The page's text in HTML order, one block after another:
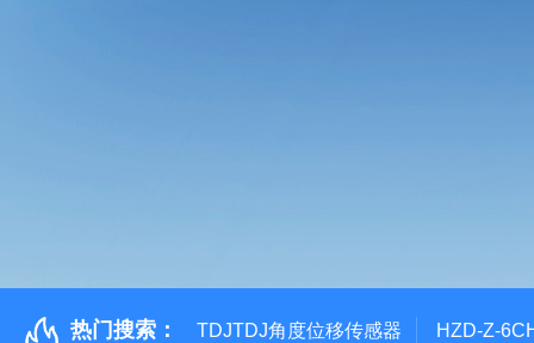
热门搜索： TDJTDJ角度位移传感器 HZD-Z-